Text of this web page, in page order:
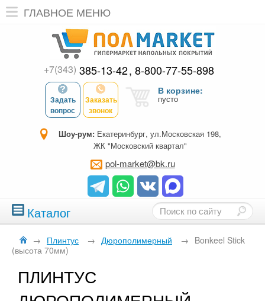
ГЛАВНОЕ МЕНЮ
+7(343) 385-13-42 8-800-77-55-898
Задать
вопрос
Заказать
звонок
В корзине:
пусто
Шоу-рум: Екатеринбург, ул.Московская 198,
ЖК "Московский квартал"
pol-market@bk.ru
Каталог
→ Плинтус → Дюрополимерный → Bonkeel Stick
(высота 70мм)
ПЛИНТУС